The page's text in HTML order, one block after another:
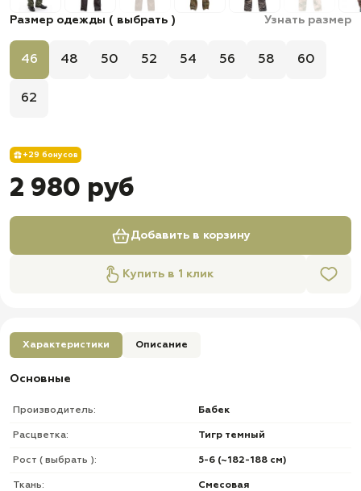
Размер одежды ( выбрать ) Узнать размер
46 48 50 52 54 56 58 60
62
+29 бонусов
2 980 руб
Добавить в корзину
Купить в 1 клик
Характеристики Описание
Основные
Производитель: Бабек
Расцветка: Тигр темный
Рост ( выбрать ): 5-6 (~182-188 см)
Ткань: Смесовая